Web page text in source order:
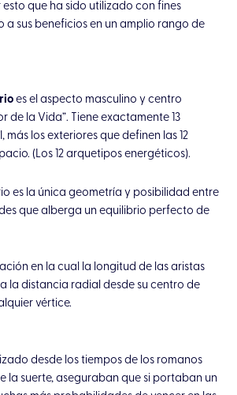
que ha sido utilizado con fines
sus beneficios en un amplio rango de
es el aspecto masculino y centro
de la Vida”. Tiene exactamente 13
más los exteriores que definen las 12
(Los 12 arquetipos energéticos).
es la única geometría y posibilidad entre
que alberga un equilibrio perfecto de
en la cual la longitud de las aristas
la distancia radial desde su centro de
vértice.
desde los tiempos de los romanos
la suerte, aseguraban que si portaban un